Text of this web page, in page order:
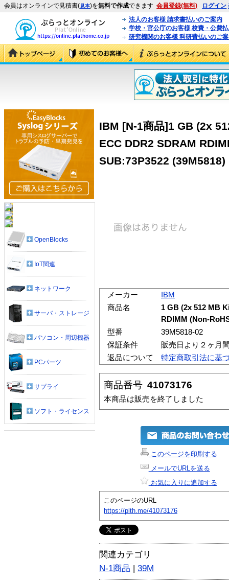
会員はオンラインで見積書(見本)を無料で作成できます 会員登録(無料) ログイン
法人のお客様 請求書払いのご案内
学校・官公庁のお客様 校費・公費
研究機関のお客様 科研費払いのご
IBM [N-1商品]1 GB (2x
ECC DDR2 SDRAM
SUB:73P3522 (39M5818)
メーカー
IBM
商品名
1 GB (2x 512 MB
RDIMM (Non-
型番
39M5818-02
保証条件
販売日より２ヶ月
返品について
特定商取引法に基
商品番号 41073176
本商品は販売を終了しました
このページを印刷する
メールでURLを送る
お気に入りに追加する
このページのURL
https://plth.me/41073176
関連カテゴリ
N-1商品 | 39M
OpenBlocks
IoT関連
ネットワーク
サーバ・ストレージ
パソコン・周辺機器
PCパーツ
サプライ
ソフト・ライセンス